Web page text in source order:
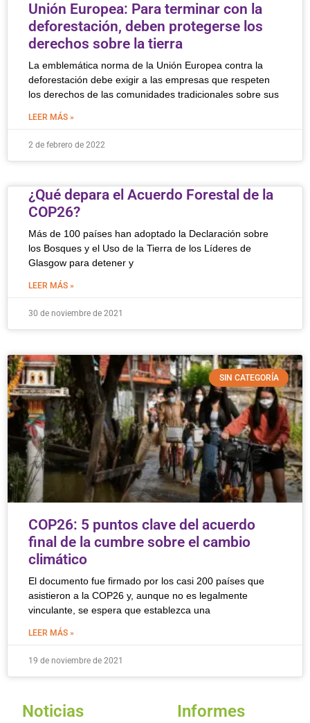
Unión Europea: Para terminar con la
deforestación, deben protegerse los
derechos sobre la tierra
La emblemática norma de la Unión Europea contra la
deforestación debe exigir a las empresas que respeten
los derechos de las comunidades tradicionales sobre sus
LEER MÁS »
2 de febrero de 2022
¿Qué depara el Acuerdo Forestal de la
COP26?
Más de 100 países han adoptado la Declaración sobre
los Bosques y el Uso de la Tierra de los Líderes de
Glasgow para detener y
LEER MÁS »
30 de noviembre de 2021
SIN CATEGORÍA
COP26: 5 puntos clave del acuerdo
final de la cumbre sobre el cambio
climático
El documento fue firmado por los casi 200 países que
asistieron a la COP26 y, aunque no es legalmente
vinculante, se espera que establezca una
LEER MÁS »
19 de noviembre de 2021
Noticias Informes